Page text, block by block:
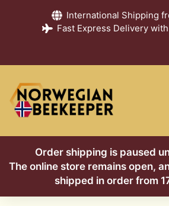
International Shipping
Fast Express Delivery
Order shipping is paused
The online store remains open,
shipped in order from